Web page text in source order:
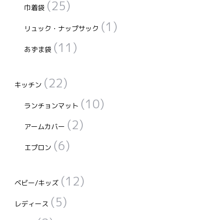
巾着袋 (25)
リュック・ナップサック (1)
あずま袋 (11)
キッチン (22)
ランチョンマット (10)
アームカバー (2)
エプロン (6)
ベビー/キッズ (12)
レディース (5)